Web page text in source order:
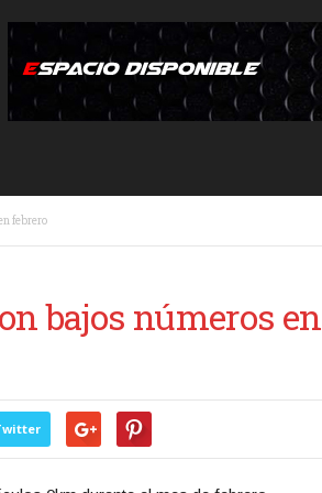
febrero
bajos números en